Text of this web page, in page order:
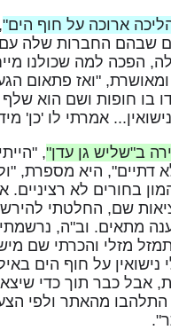
ארוכה על חוף הים"
ברגעים שבהם החברות שלה
הפכה למה שכולנו
"ואז פתאום
בו חופות ושם הוא
אמרתי לו 'כן'
ב"שליש גן עדן",
דתיים", היא מספרת,
בחורים לא רציניים.
שם, החלטתי
מתאים. וב"ה, נרשמתי
מזלי והכרתי שם
נישואין על חוף הים
אבל כבר תוך כדי
התלהבו מהאתר ולפי